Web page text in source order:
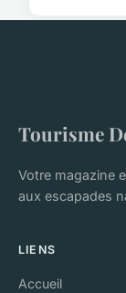
Tourisme
Votre magazine
aux escapades
LIENS
Accueil